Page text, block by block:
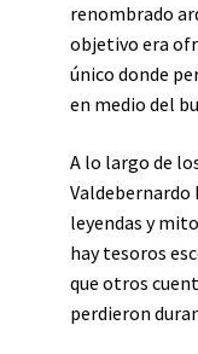
renombrado
objetivo era
único donde
en medio del
A lo largo de
Valdebernardo
leyendas y
hay tesoros
que otros
perdieron